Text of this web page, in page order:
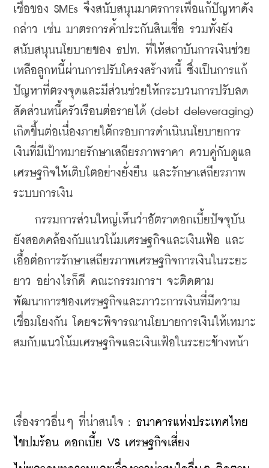
เชื่อของ SMEs จึงสนับสนุนมาตรการเพื่อแก้ปัญหาดัง
กล่าว เช่น มาตรการค้ำประกันสินเชื่อ รวมทั้งยัง
สนับสนุนนโยบายของ ธปท. ที่ให้สถาบันการเงินช่วย
เหลือลูกหนี้ผ่านการปรับโครงสร้างหนี้ ซึ่งเป็นการแก้
ปัญหาที่ตรงจุดและมีส่วนช่วยให้กระบวนการปรับลด
สัดส่วนหนี้ครัวเรือนต่อรายได้ (debt deleveraging)
เกิดขึ้นต่อเนื่องภายใต้กรอบการดำเนินนโยบายการ
เงินที่มีเป้าหมายรักษาเสถียรภาพราคา ควบคู่กับดูแล
เศรษฐกิจให้เติบโตอย่างยั่งยืน และรักษาเสถียรภาพ
ระบบการเงิน
กรรมการส่วนใหญ่เห็นว่าอัตราดอกเบี้ยปัจจุบัน
ยังสอดคล้องกับแนวโน้มเศรษฐกิจและเงินเฟ้อ และ
เอื้อต่อการรักษาเสถียรภาพเศรษฐกิจการเงิน ในระยะ
ยาว อย่างไรก็ดี คณะกรรมการฯ จะติดตาม
พัฒนาการของเศรษฐกิจและภาวะการเงินที่มีความ
เชื่อมโยงกัน โดยจะพิจารณานโยบายการเงินให้เหมาะ
สมกับแนวโน้มเศรษฐกิจและเงินเฟ้อ ในระยะข้างหน้า
เรื่องราวอื่นๆ ที่น่าสนใจ : ธนาคารแห่งประเทศไทย
ไขปมร้อน ดอกเบี้ย VS เศรษฐกิจเสี่ยง